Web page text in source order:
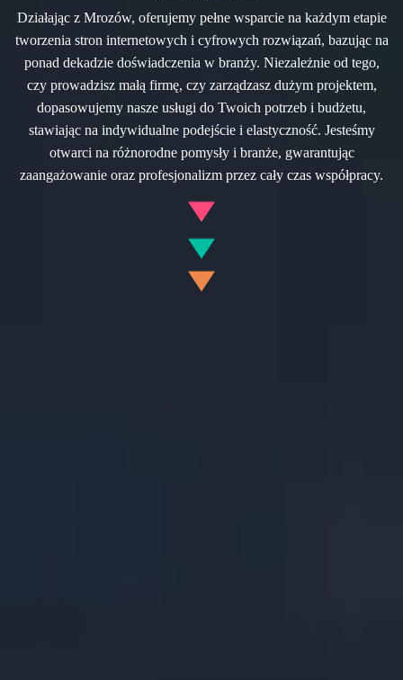
Działając z Mrozów, oferujemy pełne wsparcie na każdym etapie
tworzenia stron internetowych i cyfrowych rozwiązań, bazując na
ponad dekadzie doświadczenia w branży. Niezależnie od tego,
czy prowadzisz małą firmę, czy zarządzasz dużym projektem,
dopasowujemy nasze usługi do Twoich potrzeb i budżetu,
stawiając na indywidualne podejście i elastyczność. Jesteśmy
otwarci na różnorodne pomysły i branże, gwarantując
zaangażowanie oraz profesjonalizm przez cały czas współpracy.